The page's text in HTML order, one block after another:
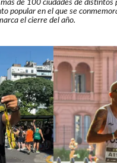
de 100 ciudades de distintos
popular en el que se
el cierre del año.